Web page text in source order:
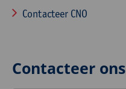
Contacteer CNO
Contacteer ons